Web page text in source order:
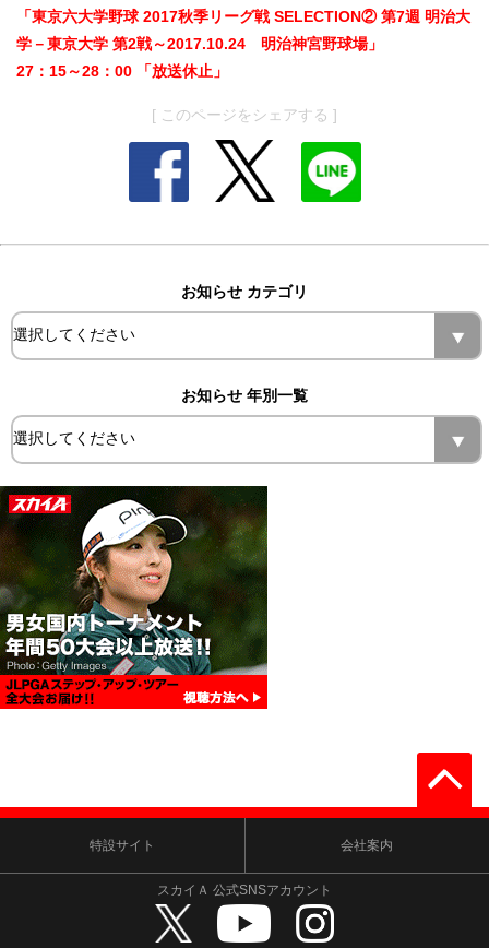
「東京六大学野球 2017秋季リーグ戦 SELECTION② 第7週 明治大
学－東京大学 第2戦～2017.10.24 明治神宮野球場」
27：15～28：00 「放送休止」
[ このページをシェアする ]
お知らせ カテゴリ
お知らせ 年別一覧
特設サイト 会社案内
スカイＡ 公式SNSアカウント